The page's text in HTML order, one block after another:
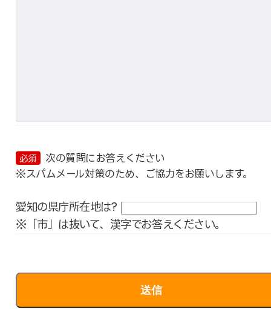
必須
次の質問にお答えください
※スパムメール対策のため、ご協力をお願いします。
愛知の県庁所在地は?
※「市」は抜いて、漢字でお答えください。